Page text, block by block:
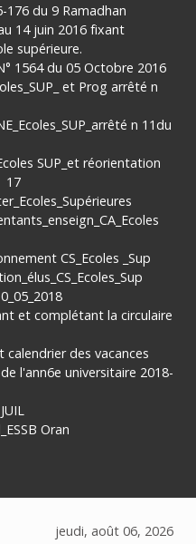
176 du 9 Ramadhan
14 juin 2016 fixant
supérieure.
1564 du 05 Octobre 2016
et Prog arrêté n
n 11du
SUP_et réorientation
17
CS_Ecoles _Sup
et complétant la circulaire
calendrier des vacances
l'ann6e universitaire 2018-
Oran
jeudi, août 06, 2026